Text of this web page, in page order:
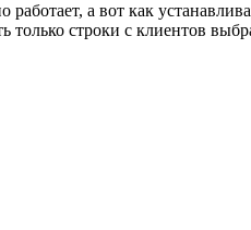
а вот как
строки с клиентов